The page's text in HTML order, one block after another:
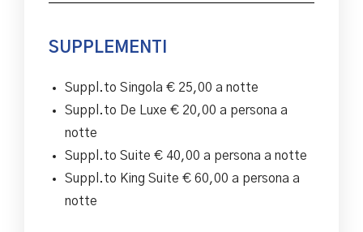
SUPPLEMENTI
Suppl.to Singola € 25,00 a notte
Suppl.to De Luxe € 20,00 a persona a
notte
Suppl.to Suite € 40,00 a persona a notte
Suppl.to King Suite € 60,00 a persona a
notte